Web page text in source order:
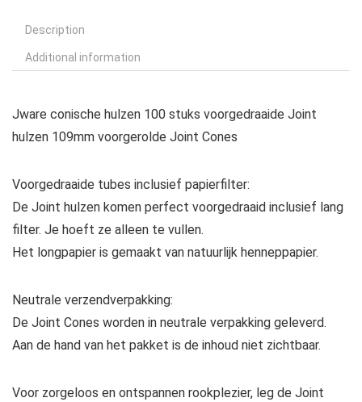
Description
Additional information
Jware conische hulzen 100 stuks voorgedraaide Joint
hulzen 109mm voorgerolde Joint Cones
Voorgedraaide tubes inclusief papierfilter:
De Joint hulzen komen perfect voorgedraaid inclusief lang
filter. Je hoeft ze alleen te vullen.
Het longpapier is gemaakt van natuurlijk henneppapier.
Neutrale verzendverpakking:
De Joint Cones worden in neutrale verpakking geleverd.
Aan de hand van het pakket is de inhoud niet zichtbaar.
Voor zorgeloos en ontspannen rookplezier, leg de Joint